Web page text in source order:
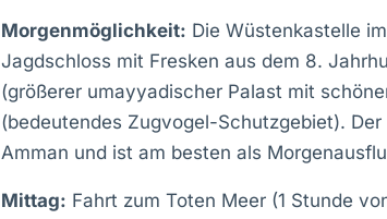
Morgenmöglichkeit: Die Wüstenkastelle
Jagdschloss mit Fresken aus dem 8.
(größerer umayyadischer Palast mit
(bedeutendes Zugvogel-Schutzgebiet).
Amman und ist am besten als
Mittag: Fahrt zum Toten Meer (1 Stunde